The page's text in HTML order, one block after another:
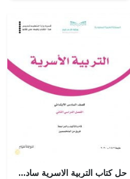
حل كتاب التربية الاسرية سادس ابتدائي ف2 – المنهاج السعودي